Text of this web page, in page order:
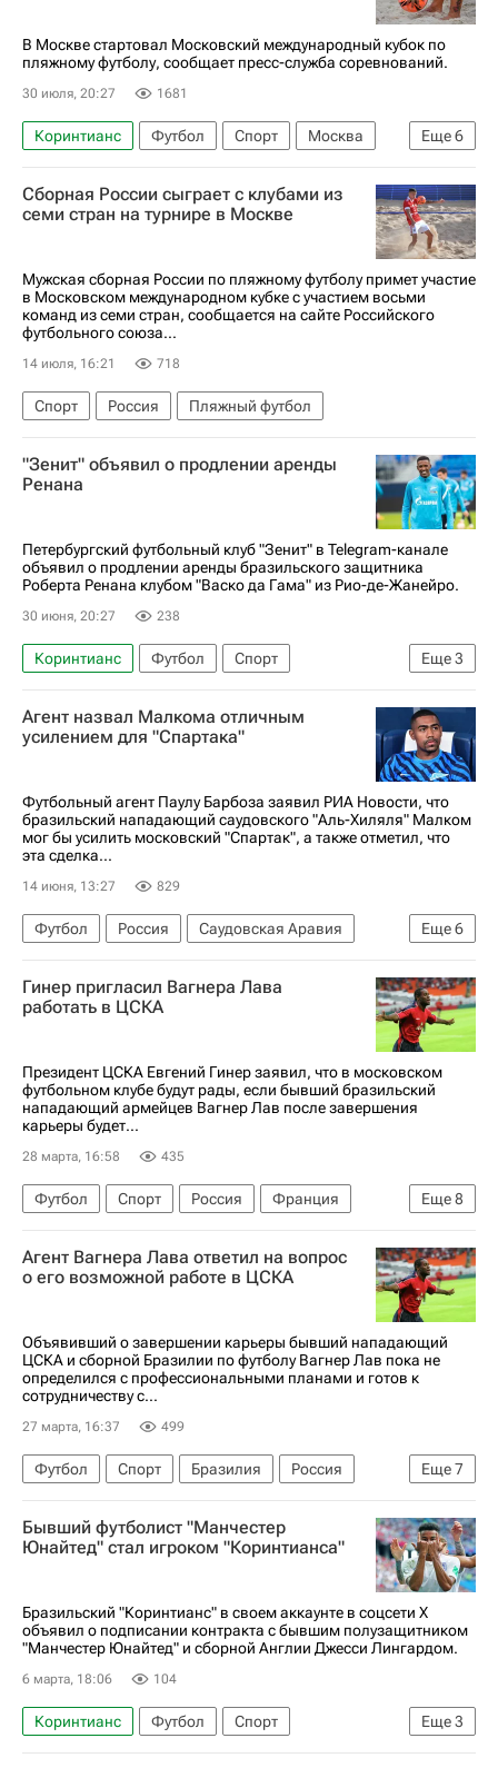
В Москве стартовал Московский международный кубок по
пляжному футболу, сообщает пресс-служба соревнований.
30 июля, 20:27 1681
Еще6
Коринтианс Футбол Спорт
Москва
Парагвай
Турция
РЖД
Российский футбольный союз (РФС)
Сборная России сыграет с клубами из
семи стран на турнире в Москве
Мужская сборная России по пляжному футболу примет участие
в Московском международном кубке с участием восьми
команд из семи стран, сообщается на сайте Российского
футбольного союза...
14 июля, 16:21 718
Спорт Россия Пляжный футбол
"Зенит" объявил о продлении аренды
Ренана
Петербургский футбольный клуб "Зенит" в Telegram-канале
объявил о продлении аренды бразильского защитника
Роберта Ренана клубом "Васко да Гама" из Рио-де-Жанейро.
30 июня, 20:27 238
Еще3
Коринтианс Футбол
Спорт
Роберт Ренан
Зенит Васко да Гама
Агент назвал Малкома отличным
усилением для "Спартака"
Футбольный агент Паулу Барбоза заявил РИА Новости, что
бразильский нападающий саудовского "Аль-Хиляля" Малком
мог бы усилить московский "Спартак", а также отметил, что
эта сделка...
14 июня, 13:27 829
Еще6
Футбол Россия
Саудовская Аравия
Малком
Спартак Москва
Зенит
Аль-Хиляль (Эр-Рияд)
РПЛ 2026-2027 (Чемпионат России по футболу)
Спорт
Гинер пригласил Вагнера Лава
работать в ЦСКА
Президент ЦСКА Евгений Гинер заявил, что в московском
футбольном клубе будут рады, если бывший бразильский
нападающий армейцев Вагнер Лав после завершения
карьеры будет...
28 марта, 16:58 435
Еще8
Футбол Спорт Россия
Франция
Бразилия
Евгений Гинер
Вагнер Лав
ПФК ЦСКА
Палмейрас
Фламенго
Кубок УЕФА
Агент Вагнера Лава ответил на вопрос
о его возможной работе в ЦСКА
Объявивший о завершении карьеры бывший нападающий
ЦСКА и сборной Бразилии по футболу Вагнер Лав пока не
определился с профессиональными планами и готов к
сотрудничеству с...
27 марта, 16:37 499
Еще7
Футбол Спорт Бразилия
Россия
Франция
Кубок УЕФА
Вагнер Лав
Вагнер
Сеара ПФК ЦСКА Палмейрас
Бывший футболист "Манчестер
Юнайтед" стал игроком "Коринтианса"
Бразильский "Коринтианс" в своем аккаунте в соцсети Х
объявил о подписании контракта с бывшим полузащитником
"Манчестер Юнайтед" и сборной Англии Джесси Лингардом.
6 марта, 18:06 104
Еще3
Коринтианс Футбол
Спорт
Джесси Лингард
Манчестер Юнайтед